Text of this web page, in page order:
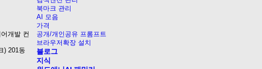
개발 컨
) 201동
북마크 관리
AI 모음
가격
공개/개인공유 프롬프트
브라우저확장 설치
블로그
지식